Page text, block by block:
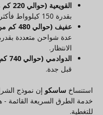
القويعية (حوالي 220 كم من الرياض)
بقدرة 150 كيلوواط فأكثر.
عفيف (حوالي 480 كم من الرياض)
الانتظار.
الدوادمي (حوالي 740 كم من الرياض)
قبل جدة.
استنساخ ساسكو إن نموذج
خدمة الطرق السريعة القائمة -
للتغطية.